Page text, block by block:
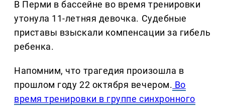
В Перми в бассейне во время тренировки
утонула 11-летняя девочка. Судебные
приставы взыскали компенсации за гибель
ребенка.
Напомним, что трагедия произошла в
прошлом году 22 октября вечером. Во
время тренировки в группе синхронного